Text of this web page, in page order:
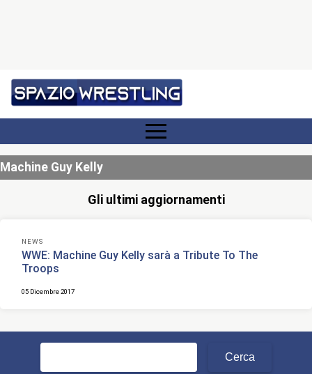
Machine Guy Kelly
Gli ultimi aggiornamenti
NEWS
WWE: Machine Guy Kelly sarà a Tribute To The
Troops
05 Dicembre 2017
Ricerca